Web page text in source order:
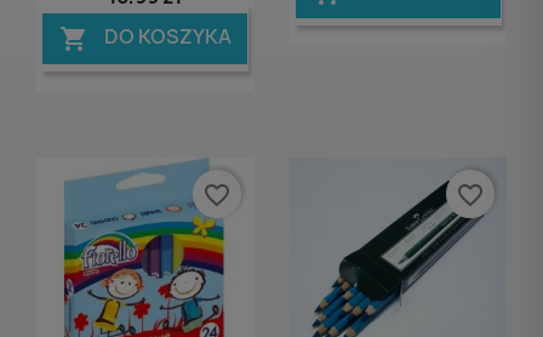
 DO KOSZYKA
favorite_border favorite_border